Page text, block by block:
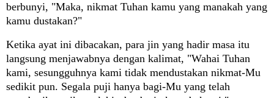
berbunyi, "Maka, nikmat Tuhan kamu yang manakah yang
kamu dustakan?"
Ketika ayat ini dibacakan, para jin yang hadir masa itu
langsung menjawabnya dengan kalimat, "Wahai Tuhan
kami, sesungguhnya kami tidak mendustakan nikmat-Mu
sedikit pun. Segala puji hanya bagi-Mu yang telah